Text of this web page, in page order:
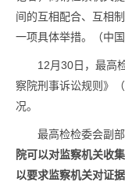
间的互相配合、互相
一项具体举措。（中
12月30日，最高
察院刑事诉讼规则》
况。
最高检检委会副
院可以对监察机关收
以要求监察机关对证